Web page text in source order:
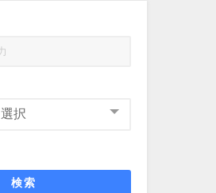
検索